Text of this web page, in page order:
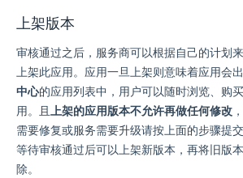
上架版本
审核通过之后，服务商可以根据自己的计划
上架此应用。应用一旦上架则意味着应用会
中心的应用列表中，用户可以随时浏览、购
用。且 上架的应用版本不允许再做任何修改
需要修复或服务需要升级请按上面的步骤提交
等待审核通过后可以上架新版本，再将旧版
除。